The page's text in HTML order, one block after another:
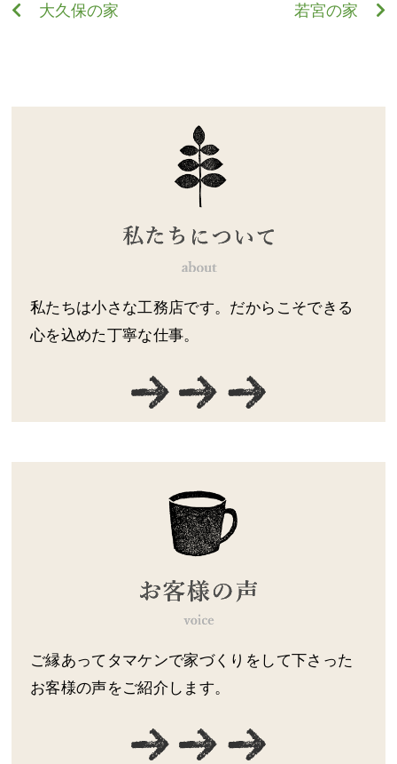
大久保の家 若宮の家
私たちは小さな工務店です。だからこそできる
心を込めた丁寧な仕事。
ご縁あってタマケンで家づくりをして下さった
お客様の声をご紹介します。